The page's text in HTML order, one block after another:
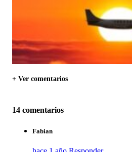
+ Ver comentarios
14 comentarios
Fabian